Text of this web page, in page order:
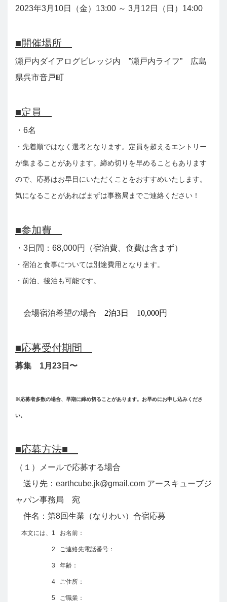
2023年3月10日（金）13:00 ～ 3月12日（日）14:00
■開催場所
瀬戸内ダイアログビレッジ内 ”瀬戸内ライフ”
広島
県呉市音戸町
■定員
・6名
・先着順ではなく選考となります。定員を超えるエントリー
が集まることがあります。締め切りを早めることもあります
ので、応募はお早目にいただくことをおすすめいたします。
気になることがあればまずは事務局までご連絡ください！
■参加費
・3日間：68,000円（宿泊費、食費は含まず）
・宿泊と食事については別途費用となります。
・前泊、後泊も可能です。
会場宿泊希望の場合 2泊3日 10,000円
■応募受付期間
募集 1月23日〜
※応募者多数の場合、早期に締め切ることがあります。 お早めにお申し込みくださ
い。
■応募方法■
（１）メールで応募する場合
送り先： earthcube.jk@gmail.com アースキューブジ
ャパン事務局 宛
件名：第8回生業（なりわい）合宿応募
本文には、1 お名前：
2 ご連絡先電話番号：
3 年齢：
4 ご住所：
5 ご職業：